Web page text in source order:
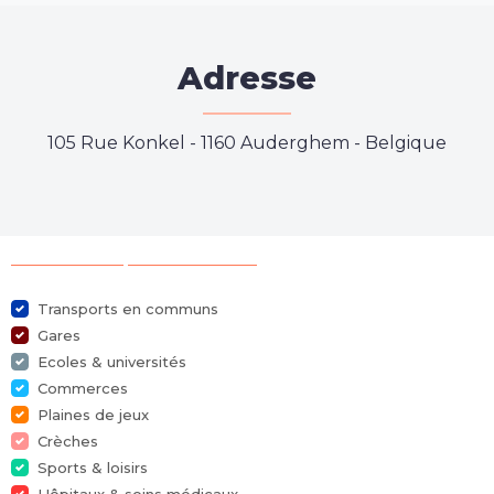
Adresse
105 Rue Konkel - 1160 Auderghem - Belgique
Transports en communs
Gares
Ecoles & universités
Commerces
Plaines de jeux
Crèches
Sports & loisirs